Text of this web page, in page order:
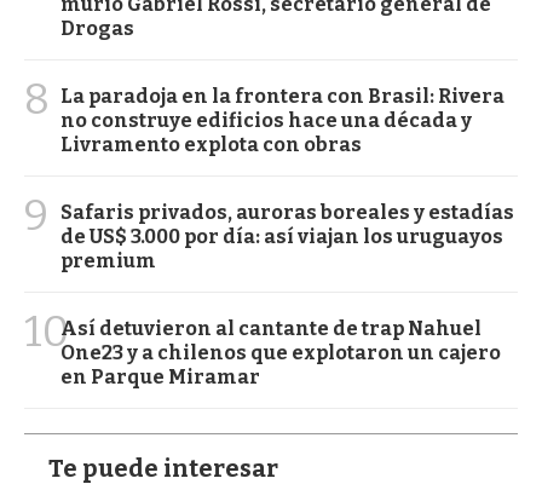
Drogas
8
La paradoja en la frontera con Brasil: Rivera
no construye edificios hace una década y
Livramento explota con obras
9
Safaris privados, auroras boreales y estadías
de US$ 3.000 por día: así viajan los uruguayos
premium
10Así detuvieron al cantante de trap Nahuel
One23 y a chilenos que explotaron un cajero
en Parque Miramar
Te puede interesar